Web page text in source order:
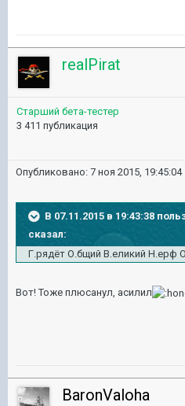
realPirat
Старший бета-тестер
3 411 публикация
Опубликовано: 7 ноя 2015, 19:45:04
В 07.11.2015 в 19:43:38
сказал:
Г.рядёт О.бщий В.еликий Н.ерф
Вот! Тоже плюсанул, асилил
BaronValoha